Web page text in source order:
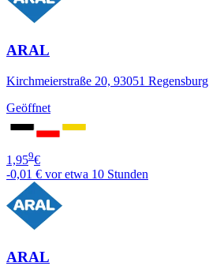
ARAL
Kirchmeierstraße 20, 93051 Regensburg
Geöffnet
1,959€
-0,01 € vor etwa 10 Stunden
ARAL